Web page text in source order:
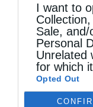
I want to
Sale,
Personal
Unrelated
for which
Opted Out
Ο Ελληνικός